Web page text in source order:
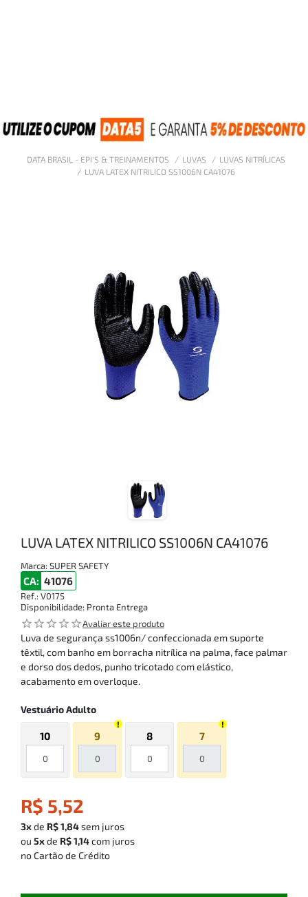
DATA BRASIL - EPI'S & TREINAMENTOS LUVAS
LUVAS NITRÍLICAS
LUVA LATEX NITRILICO SS1006N CA41076
LUVA LATEX NITRILICO SS1006N CA41076
Marca: SUPER SAFETY
CA: 41076
Ref.: V0175
Disponibilidade: Pronta Entrega
star_outline star_outline star_outline star_outline star_outlineAvaliar este produto
Luva de segurança ss1006n/ confeccionada em suporte
têxtil, com banho em borracha nitrílica na palma, face palmar
e dorso dos dedos, punho tricotado com elástico,
acabamento em overloque.
Vestuário Adulto
10 9 8 7
R$ 5,52
3xde R$ 1,84sem juros
ou 5xde R$ 1,14com juros
no Cartão de Crédito